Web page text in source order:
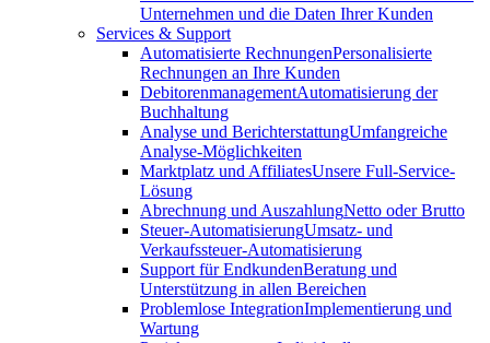
Unternehmen und die Daten Ihrer Kunden
Services & Support
Automatisierte RechnungenPersonalisierte
Rechnungen an Ihre Kunden
DebitorenmanagementAutomatisierung der
Buchhaltung
Analyse und BerichterstattungUmfangreiche
Analyse-Möglichkeiten
Marktplatz und AffiliatesUnsere Full-Service-
Lösung
Abrechnung und AuszahlungNetto oder Brutto
Steuer-AutomatisierungUmsatz- und
Verkaufssteuer-Automatisierung
Support für EndkundenBeratung und
Unterstützung in allen Bereichen
Problemlose IntegrationImplementierung und
Wartung